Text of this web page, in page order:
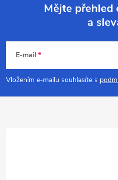
p
a
Mějte přehled
a
E-mail
Vložením e-mailu souhlasíte s